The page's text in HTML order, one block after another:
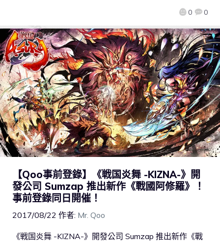
0 0
【Qoo事前登錄】《戦国炎舞 -KIZNA-》開
發公司 Sumzap 推出新作《戰國阿修羅》！
事前登錄同日開催！
2017/08/22 作者: Mr. Qoo
《戦国炎舞 -KIZNA-》開發公司 Sumzap 推出新作《戰